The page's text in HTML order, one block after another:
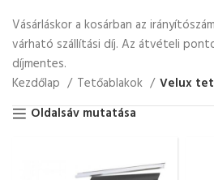
Vásárláskor a kosárban az
várható szállítási díj. Az átvételi
díjmentes.
Kezdőlap
Tetőablakok
Velux
Oldalsáv mutatása